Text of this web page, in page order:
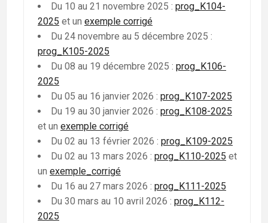
Du 10 au 21 novembre 2025 : prog_K104-
2025 et un exemple corrigé
Du 24 novembre au 5 décembre 2025 :
prog_K105-2025
Du 08 au 19 décembre 2025 : prog_K106-
2025
Du 05 au 16 janvier 2026 : prog_K107-2025
Du 19 au 30 janvier 2026 : prog_K108-2025
et un exemple corrigé
Du 02 au 13 février 2026 : prog_K109-2025
Du 02 au 13 mars 2026 : prog_K110-2025 et
un exemple_corrigé
Du 16 au 27 mars 2026 : prog_K111-2025
Du 30 mars au 10 avril 2026 : prog_K112-
2025